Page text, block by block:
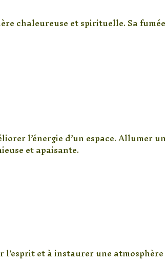
chaleureuse et spirituelle. Sa fumée
l’énergie d’un espace. Allumer un
et apaisante.
et à instaurer une atmosphère